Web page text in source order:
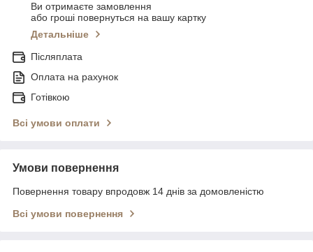
Ви отримаєте замовлення
або гроші повернуться на вашу картку
Детальніше
Післяплата
Оплата на рахунок
Готівкою
Всі умови оплати
Умови повернення
Повернення товару впродовж 14 днів за домовленістю
Всі умови повернення